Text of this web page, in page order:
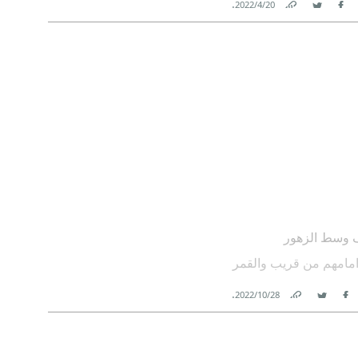
Facebook
Twitter
Link
20‏/4‏/2022
.
وسط الزهور
من قريب والقمر
Facebook
Twitter
Link
28‏/10‏/2022
.